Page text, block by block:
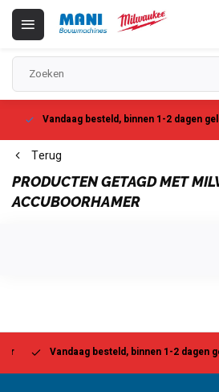
Vandaag besteld, binnen 1-2 dagen
Terug
PRODUCTEN GETAGD MET
ACCUBOORHAMER
Vandaag besteld, binnen 1-2 dagen